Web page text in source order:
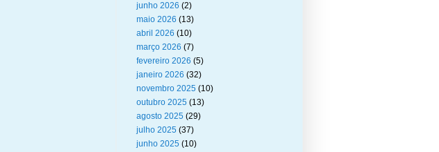
junho 2026 (2)
maio 2026 (13)
abril 2026 (10)
março 2026 (7)
fevereiro 2026 (5)
janeiro 2026 (32)
novembro 2025 (10)
outubro 2025 (13)
agosto 2025 (29)
julho 2025 (37)
junho 2025 (10)